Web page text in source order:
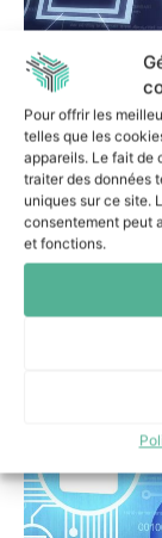
Pour offrir les
telles que les
appareils. Le fait de
traiter des données
uniques sur ce site.
consentement peut
et fonctions.